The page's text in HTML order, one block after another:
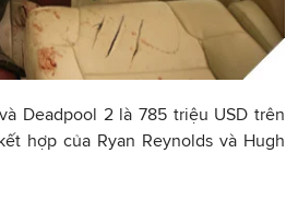
Deadpool 2 là 785 triệu USD trên
hợp của Ryan Reynolds và Hugh